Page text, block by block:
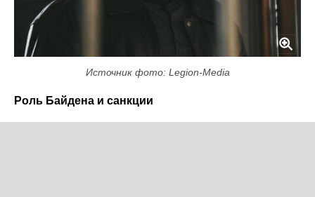
Источник фото: Legion-Media
Роль Байдена и санкции